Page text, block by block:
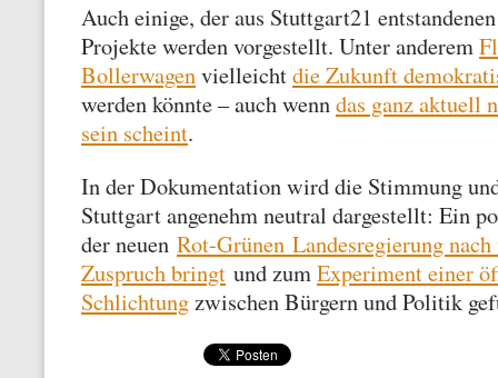
Auch einige, der aus Stuttgart21
Projekte werden vorgestellt. Unter anderem
Bollerwagenvielleichtdie Zukunft
werden könnte – auch wenndas ganz aktuell
sein scheint.
In der Dokumentation wird die Stimmung
Stuttgart angenehm neutral dargestellt: Ein
der neuen Rot-Grünen Landesregierung
Zuspruch bringt und zumExperiment einer
Schlichtungzwischen Bürgern und Politik